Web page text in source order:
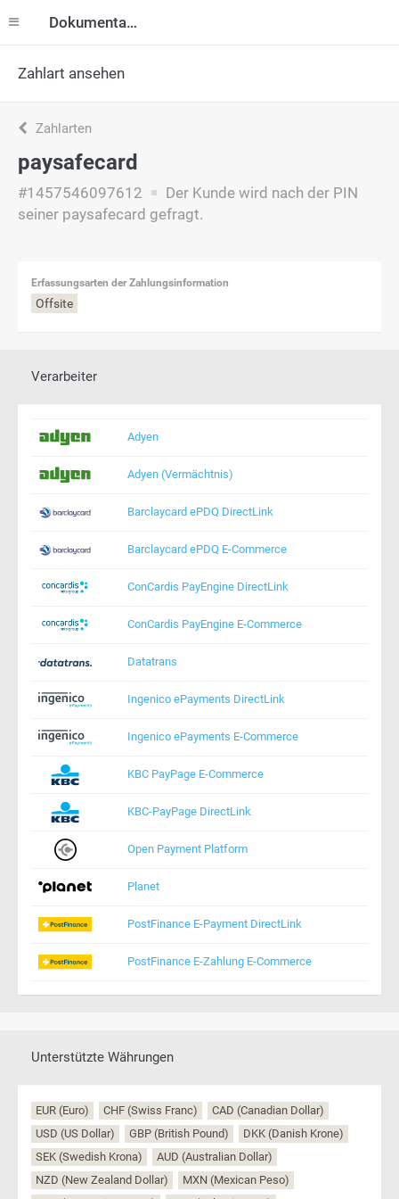
Dokumentation
Zahlart ansehen
Zahlarten
paysafecard
#1457546097612
Der Kunde wird nach der PIN
seiner paysafecard gefragt.
Erfassungsarten der Zahlungsinformation
Offsite
Verarbeiter
Adyen
Adyen (Vermächtnis)
Barclaycard ePDQ DirectLink
Barclaycard ePDQ E-Commerce
ConCardis PayEngine DirectLink
ConCardis PayEngine E-Commerce
Datatrans
Ingenico ePayments DirectLink
Ingenico ePayments E-Commerce
KBC PayPage E-Commerce
KBC-PayPage DirectLink
Open Payment Platform
Planet
PostFinance E-Payment DirectLink
PostFinance E-Zahlung E-Commerce
Unterstützte Währungen
EUR (Euro) CHF (Swiss Franc)
CAD (Canadian Dollar)
USD (US Dollar)
GBP (British Pound)
DKK (Danish Krone)
SEK (Swedish Krona)
AUD (Australian Dollar)
NZD (New Zealand Dollar)
MXN (Mexican Peso)